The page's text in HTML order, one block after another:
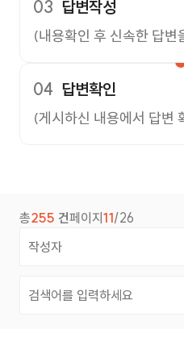
03 답변작성
(내용확인 후 신속한 답
04 답변확인
(게시하신 내용에서 답변
총255 건페이지 11/26